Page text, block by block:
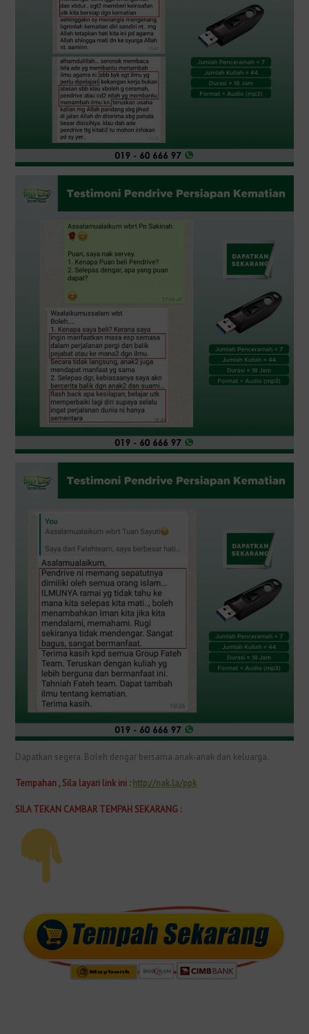
Dapatkan segera. Boleh dengar bersama anak-anak dan keluarga.
Tempahan , Sila layari link ini : http://nak.la/ppk
SILA TEKAN CAMBAR TEMPAH SEKARANG :